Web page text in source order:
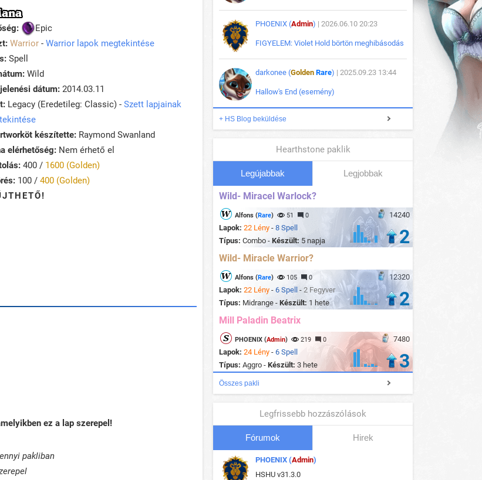
Epic
Warrior - Warrior lapok megtekintése
Spell
Wild
dátum: 2014.03.11
Legacy (Eredetileg: Classic) - Szett lapjainak
készítette: Raymond Swanland
elérhetőség: Nem érhető el
400 / 1600 (Golden)
100 / 400 (Golden)
ez a lap szerepel!
pakliban
PHOENIX (Admin) | 2026.06.10 20:23
FIGYELEM: Violet Hold börtön meghibásodás
darkonee (Golden Rare) | 2025.09.23 13:44
Hallow's End (esemény)
+ HS Blog beküldése
Hearthstone paklik
Legújabbak Legjobbak
Wild- Miracel Warlock?
14240
Alfons (Rare) 51 0
Lapok: 22 Lény - 8 Spell
Típus: Combo - Készült: 5 napja 2
Wild- Miracle Warrior?
12320
Alfons (Rare) 105 0
Lapok: 22 Lény - 6 Spell - 2 Fegyver
Típus: Midrange - Készült: 1 hete 2
Mill Paladin Beatrix
7480
PHOENIX (Admin) 219 0
Lapok: 24 Lény - 6 Spell
Típus: Aggro - Készült: 3 hete 3
Összes pakli
Legfrissebb hozzászólások
Fórumok Hirek
PHOENIX (Admin)
HSHU v31.3.0